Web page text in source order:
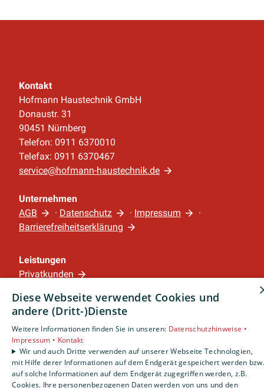
Kontakt
Hofmann Haustechnik GmbH
Donaustr. 31
90451 Nürnberg
Telefon: 0911 6370010
Telefax: 0911 6370467
service@hofmann-haustechnik.de
Unternehmen
AGB
· Datenschutz · Impressum
·
Barrierefreiheitserklärung
Leistungen
Privatkunden
Karriere
Unternehmen
Standort
Nürnberg
Diese Webseite verwendet Cookies und
andere (Dritt-)Dienste
Weitere Informationen finden Sie in unseren: Datenschutzhinweise •
Impressum • Kontakt
Wir und auch Dritte verwenden auf unserer Webseite Technologien,
mit Hilfe derer Informationen auf dem Endgerät gespeichert werden bzw.
auf solche Informationen auf dem Endgerät zugegriffen werden, z.B.
Cookies. Ihre personenbezogenen Daten werden von uns und den